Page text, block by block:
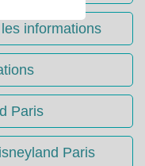
informations
Paris
Paris